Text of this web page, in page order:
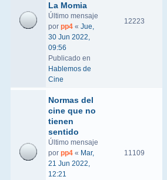
La Momia
Último mensaje
por pp4 « Jue,
30 Jun 2022,
09:56
Publicado en
Hablemos de
Cine
12223
Normas del
cine que no
tienen
sentido
Último mensaje
por pp4 « Mar,
21 Jun 2022,
12:21
11109